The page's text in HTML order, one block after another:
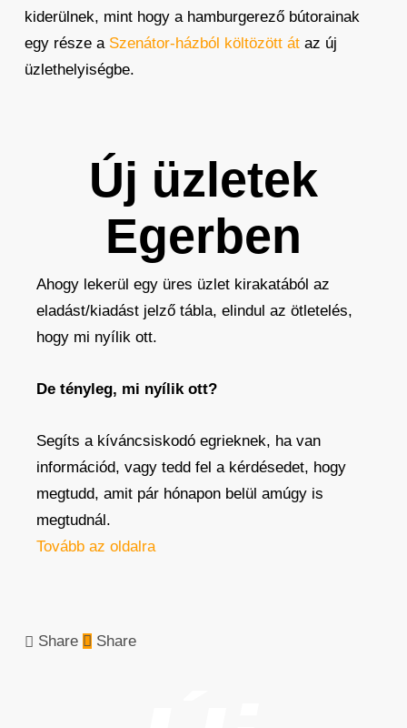
kiderülnek, mint hogy a hamburgerező bútorainak
egy része a Szenátor-házból költözött átaz új
üzlethelyiségbe.
Új üzletek
Egerben
Ahogy lekerül egy üres üzlet kirakatából az
eladást/kiadást jelző tábla, elindul az ötletelés,
hogy mi nyílik ott.
De tényleg, mi nyílik ott?
Segíts a kíváncsiskodó egrieknek, ha van
információd, vagy tedd fel a kérdésedet, hogy
megtudd, amit pár hónapon belül amúgy is
megtudnál.
Tovább az oldalra
Share Share